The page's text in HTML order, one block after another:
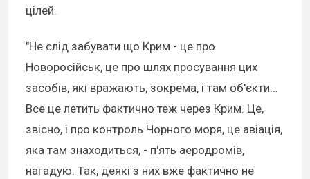
цілей.
"Не слід забувати що Крим - це про
Новоросійськ, це про шлях просування цих
засобів, які вражають, зокрема, і там об'єкти…
Все це летить фактично теж через Крим. Це,
звісно, і про контроль Чорного моря, це авіація,
яка там знаходиться, - п'ять аеродромів,
нагадую. Так, деякі з них вже фактично не